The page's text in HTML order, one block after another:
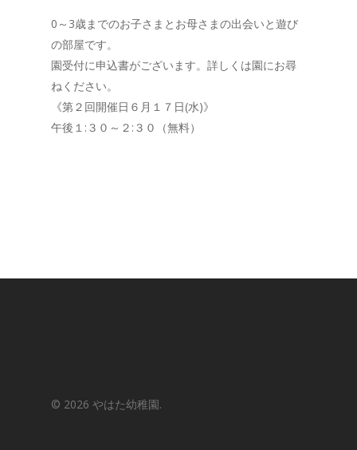
0～3歳までのお子さまとお母さまの出会いと遊び
の部屋です。
園受付に申込書がございます。詳しくは園にお尋
ねください。
《第２回開催日６月１７日(水)》
午後１:３０～２:３０（無料）
© 2026 やはた幼稚園.